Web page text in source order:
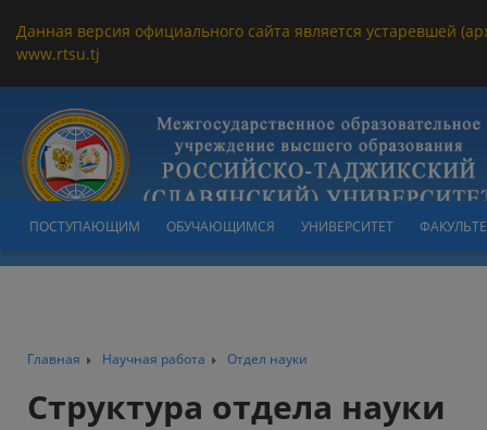
Данная версия официального сайта является устаревшей
www.rtsu.tj
ПОСТУПАЮЩИМ ОБУЧАЮЩИМСЯ УНИВЕРСИТЕТ
Главная Научная работа Отдел науки
Структура отдела науки